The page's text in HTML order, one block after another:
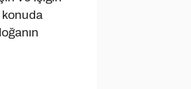
konuda